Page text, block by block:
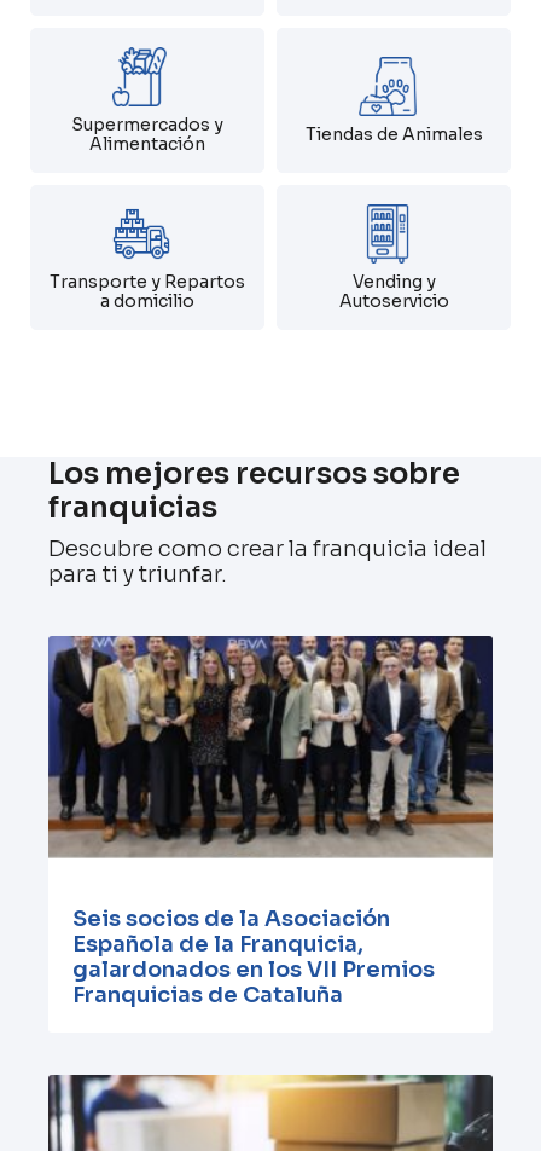
Supermercados y
Alimentación
Tiendas de Animales
Transporte y Repartos
a domicilio
Vending y
Autoservicio
Los mejores recursos sobre
franquicias
Descubre como crear la franquicia ideal
para ti y triunfar.
Seis socios de la Asociación
Española de la Franquicia,
galardonados en los VII Premios
Franquicias de Cataluña